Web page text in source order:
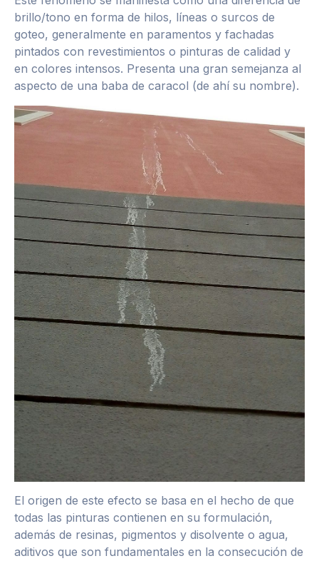
brillo/tono en forma de hilos, líneas o surcos de
goteo, generalmente en paramentos y fachadas
pintados con revestimientos o pinturas de calidad y
en colores intensos. Presenta una gran semejanza al
aspecto de una baba de caracol (de ahí su nombre).
El origen de este efecto se basa en el hecho de que
todas las pinturas contienen en su formulación,
además de resinas, pigmentos y disolvente o agua,
aditivos que son fundamentales en la consecución de